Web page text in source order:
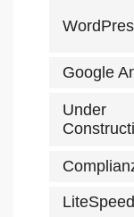
Google
Under
LiteSpeed